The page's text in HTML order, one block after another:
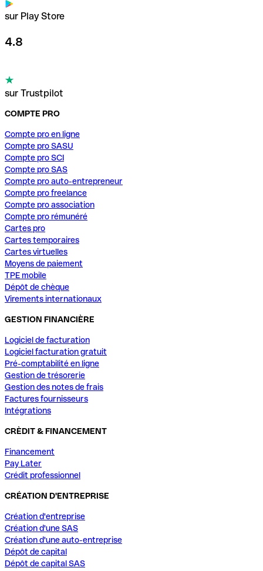
sur Play Store
4.8
sur Trustpilot
COMPTE PRO
Compte pro en ligne
Compte pro SASU
Compte pro SCI
Compte pro SAS
Compte pro auto-entrepreneur
Compte pro freelance
Compte pro association
Compte pro rémunéré
Cartes pro
Cartes temporaires
Cartes virtuelles
Moyens de paiement
TPE mobile
Dépôt de chèque
Virements internationaux
GESTION FINANCIÈRE
Logiciel de facturation
Logiciel facturation gratuit
Pré-comptabilité en ligne
Gestion de trésorerie
Gestion des notes de frais
Factures fournisseurs
Intégrations
CRÈDIT & FINANCEMENT
Financement
Pay Later
Crédit professionnel
CRÉATION D'ENTREPRISE
Création d'entreprise
Création d'une SAS
Création d'une auto-entreprise
Dépôt de capital
Dépôt de capital SAS